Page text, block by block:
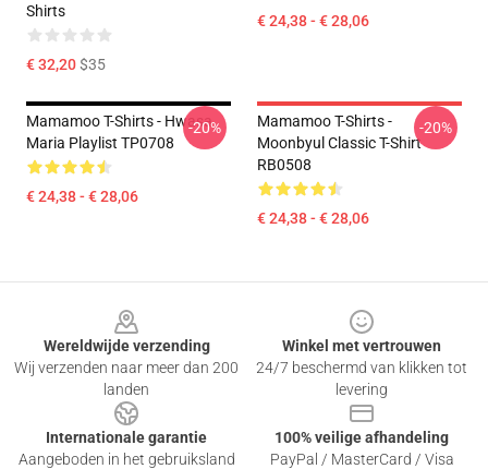
Shirts
€ 32,20$35
€ 24,38 - € 28,06
Mamamoo T-Shirts - Hwasa
Maria Playlist TP0708
€ 24,38 - € 28,06
-20%
Mamamoo T-Shirts -
Moonbyul Classic T-Shirt
RB0508
€ 24,38 - € 28,06
-20%
Wereldwijde verzending
Wij verzenden naar meer dan 200
landen
Winkel met vertrouwen
24/7 beschermd van klikken tot
levering
Internationale garantie
Aangeboden in het gebruiksland
100% veilige afhandeling
PayPal / MasterCard / Visa